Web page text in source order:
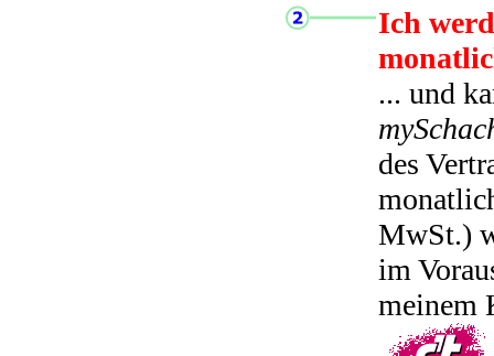
Ich
... und
des
MwSt.)
im
meinem